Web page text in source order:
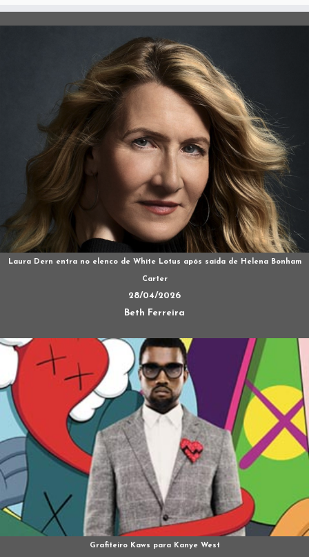
Laura Dern entra no elenco de White Lotus após saída de Helena Bonham
Carter
28/04/2026
Beth Ferreira
Grafiteiro Kaws para Kanye West